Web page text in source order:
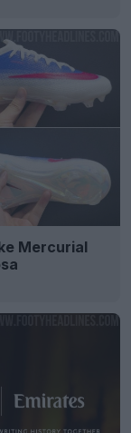
Mercurial